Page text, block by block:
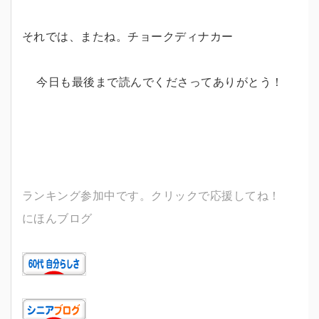
それでは、またね。チョークディナカー
今日も最後まで読んでくださってありがとう！
ランキング参加中です。クリックで応援してね！
にほんブログ